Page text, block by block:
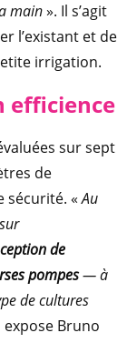
main». Il s’agit
l’existant et de
irrigation.
efficience
sur sept
de
sécurité. «Au
de
pompes— à
de cultures
expose Bruno